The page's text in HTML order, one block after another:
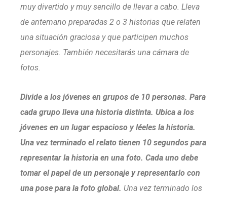
muy divertido y muy sencillo de llevar a cabo. Lleva
de antemano preparadas 2 o 3 historias que relaten
una situación graciosa y que participen muchos
personajes. También necesitarás una cámara de
fotos.
Divide a los jóvenes en grupos de 10 personas. Para
cada grupo lleva una historia distinta. Ubica a los
jóvenes en un lugar espacioso y léeles la historia.
Una vez terminado el relato tienen 10 segundos para
representar la historia en una foto. Cada uno debe
tomar el papel de un personaje y representarlo con
una pose para la foto global. Una vez terminado los